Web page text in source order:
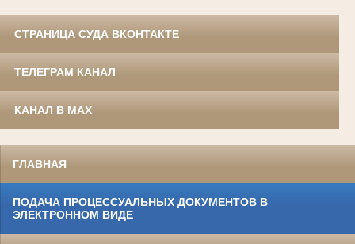
СТРАНИЦА СУДА ВКОНТАКТЕ
ТЕЛЕГРАМ КАНАЛ
КАНАЛ В MAX
ГЛАВНАЯ
ПОДАЧА ПРОЦЕССУАЛЬНЫХ ДОКУМЕНТОВ В
ЭЛЕКТРОННОМ ВИДЕ